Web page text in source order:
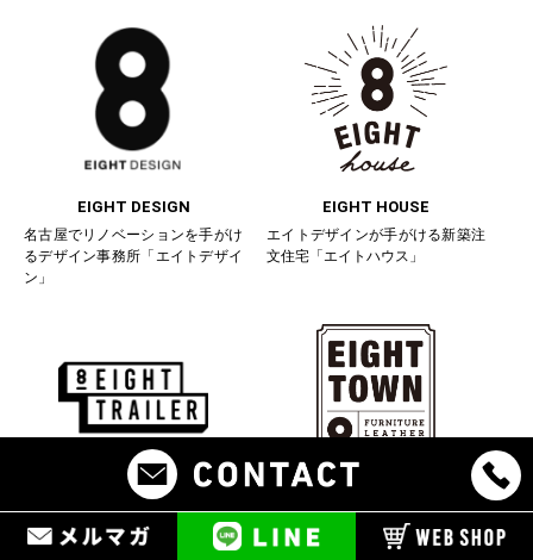
EIGHT DESIGN
名古屋でリノベーションを手がけ
るデザイン事務所「エイトデザイ
ン」
EIGHT HOUSE
エイトデザインが手がける新築注
文住宅「エイトハウス」
エイトデザインが手がけるオリジ
ナルトレーラーハウス「エイトト
リノベーションのショールーム兼
インテリアショップ「エイトタウ